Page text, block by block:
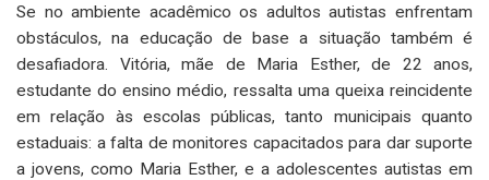
Se no ambiente acadêmico os adultos autistas enfrentam
obstáculos, na educação de base a situação também é
desafiadora. Vitória, mãe de Maria Esther, de 22 anos,
estudante do ensino médio, ressalta uma queixa reincidente
em relação às escolas públicas, tanto municipais quanto
estaduais: a falta de monitores capacitados para dar suporte
a jovens, como Maria Esther, e a adolescentes autistas em